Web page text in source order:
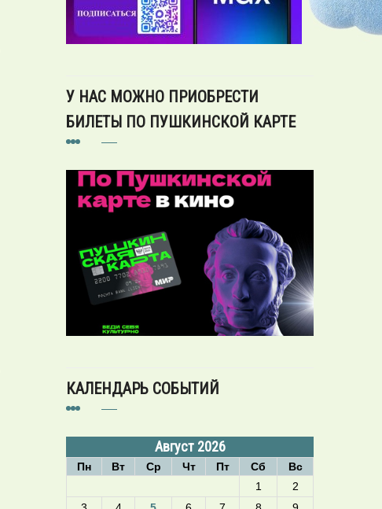
У НАС МОЖНО ПРИОБРЕСТИ
БИЛЕТЫ ПО ПУШКИНСКОЙ КАРТЕ
КАЛЕНДАРЬ СОБЫТИЙ
Август 2026
Пн Вт Ср Чт Пт Сб
Вс
1
2